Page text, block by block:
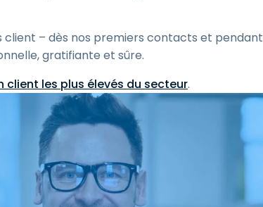
– dès nos premiers contacts et pendant
gratifiante et sûre.
client les plus élevés du secteur.